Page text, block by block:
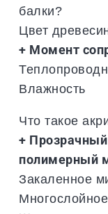
балки?
Цвет
+ Момент
Влажность
Что такое
+
полимерный
Закаленное